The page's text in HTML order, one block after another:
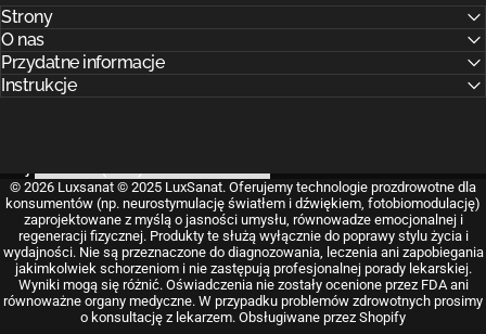
Strony
O nas
Przydatne informacje
Instrukcje
© 2026 Luxsanat © 2025 LuxSanat. Oferujemy technologie prozdrowotne dla
konsumentów (np. neurostymulację światłem i dźwiękiem, fotobiomodulację)
zaprojektowane z myślą o jasności umysłu, równowadze emocjonalnej i
regeneracji fizycznej. Produkty te służą wyłącznie do poprawy stylu życia i
wydajności. Nie są przeznaczone do diagnozowania, leczenia ani zapobiegania
jakimkolwiek schorzeniom i nie zastępują profesjonalnej porady lekarskiej.
Wyniki mogą się różnić. Oświadczenia nie zostały ocenione przez FDA ani
równoważne organy medyczne. W przypadku problemów zdrowotnych prosimy
o konsultację z lekarzem. Obsługiwane przez Shopify